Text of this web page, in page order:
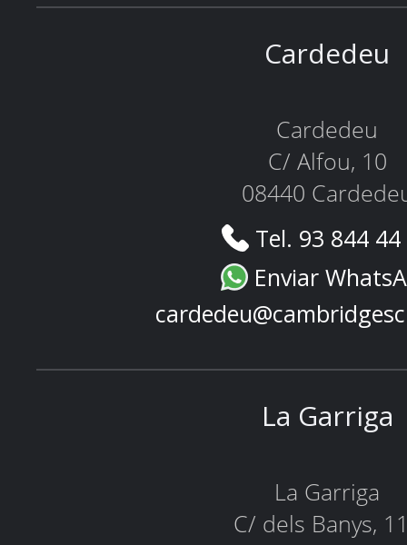
Cardedeu
Cardedeu
C/ Alfou, 10
08440
Tel. 93 844
Enviar
La Garriga
La Garriga
C/ dels Banys,